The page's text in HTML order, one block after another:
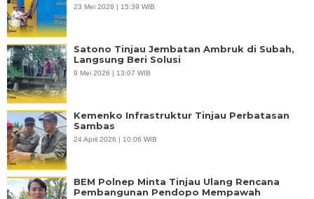
23 Mei 2026 | 15:39 WIB
Satono Tinjau Jembatan Ambruk di Subah,
Langsung Beri Solusi
9 Mei 2026 | 13:07 WIB
Kemenko Infrastruktur Tinjau Perbatasan
Sambas
24 April 2026 | 10:06 WIB
BEM Polnep Minta Tinjau Ulang Rencana
Pembangunan Pendopo Mempawah